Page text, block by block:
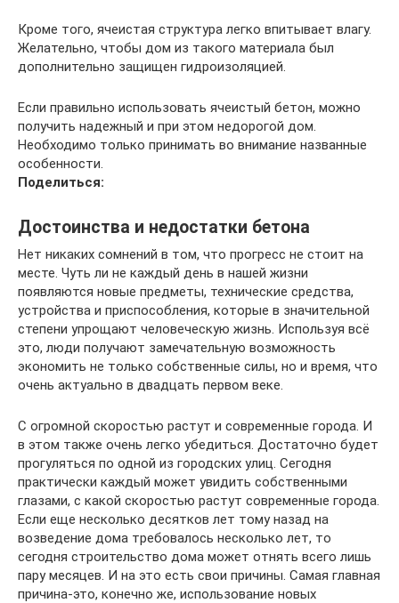
Кроме того, ячеистая структура легко впитывает влагу.
Желательно, чтобы дом из такого материала был
дополнительно защищен гидроизоляцией.
Если правильно использовать ячеистый бетон, можно
получить надежный и при этом недорогой дом.
Необходимо только принимать во внимание названные
особенности.
Поделиться:
Достоинства и недостатки бетона
Нет никаких сомнений в том, что прогресс не стоит на
месте. Чуть ли не каждый день в нашей жизни
появляются новые предметы, технические средства,
устройства и приспособления, которые в значительной
степени упрощают человеческую жизнь. Используя всё
это, люди получают замечательную возможность
экономить не только собственные силы, но и время, что
очень актуально в двадцать первом веке.
С огромной скоростью растут и современные города. И
в этом также очень легко убедиться. Достаточно будет
прогуляться по одной из городских улиц. Сегодня
практически каждый может увидить собственными
глазами, с какой скоростью растут современные города.
Если еще несколько десятков лет тому назад на
возведение дома требовалось несколько лет, то
сегодня строительство дома может отнять всего лишь
пару месяцев. И на это есть свои причины. Самая главная
причина-это, конечно же, использование новых